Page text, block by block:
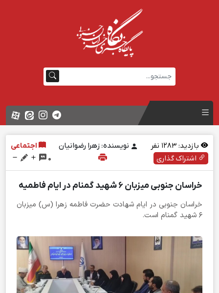
بازدید: نفر نویسنده: زهرا رضوانیان
اجتماعی
اشتراک گذاری
0
خراسان جنوبی میزبان ۶ شهید گمنام در ایام فاطمیه
خراسان جنوبی در ایام شهادت حضرت فاطمه زهرا (س) میزبان
۶ شهید گمنام است.